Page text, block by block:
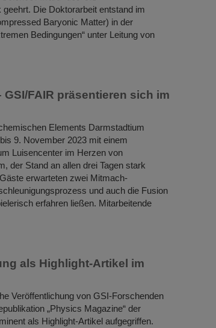
Die Doktorarbeit entstand im
Baryonic Matter) in der
Bedingungen“ unter Leitung von
FAIR präsentieren sich im
Elements Darmstadtium
9. November 2023 mit einem
Luisencenter im Herzen von
der Stand an allen drei Tagen stark
erwarteten zwei Mitmach-
und auch die Fusion
erfahren ließen. Mitarbeitende
als Highlight-Artikel im
Veröffentlichung von GSI-Forschenden
„Physics Magazine“ der
als Highlight-Artikel aufgegriffen.